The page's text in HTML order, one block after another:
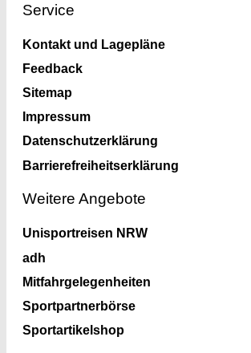
Service
Kontakt und Lagepläne
Feedback
Sitemap
Impressum
Datenschutzerklärung
Barrierefreiheitserklärung
Weitere Angebote
Unisportreisen NRW
adh
Mitfahrgelegenheiten
Sportpartnerbörse
Sportartikelshop